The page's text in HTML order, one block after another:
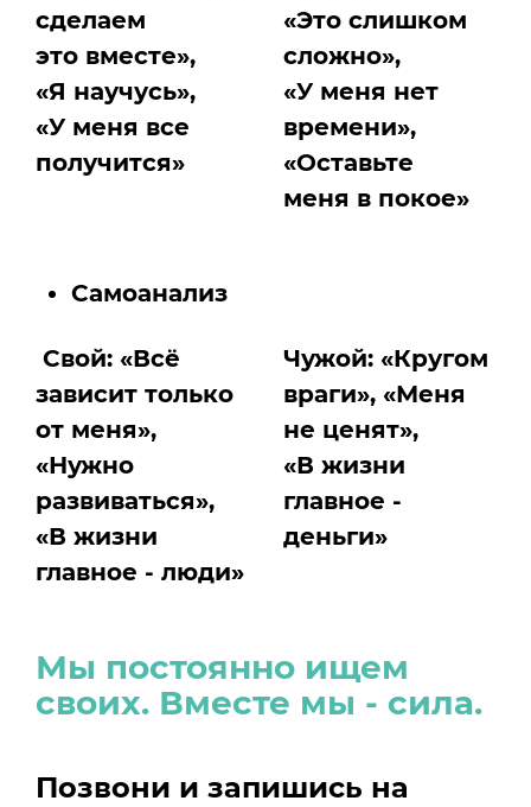
сделаем
это вместе»,
«Я научусь»,
«У меня все
получится»
«Это слишком
сложно»,
«У меня нет
времени»,
«Оставьте
меня в покое»
Самоанализ
Свой: «Всё
зависит только
от меня»,
«Нужно
развиваться»,
«В жизни
главное - люди»
Чужой: «Кругом
враги», «Меня
не ценят»,
«В жизни
главное -
деньги»
Мы постоянно ищем
своих. Вместе мы - сила.
Позвони и запишись на